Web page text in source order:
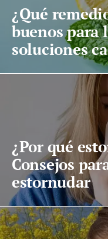
¿Qué
buenos para
soluciones
¿Por qué
Consejos
estornudar